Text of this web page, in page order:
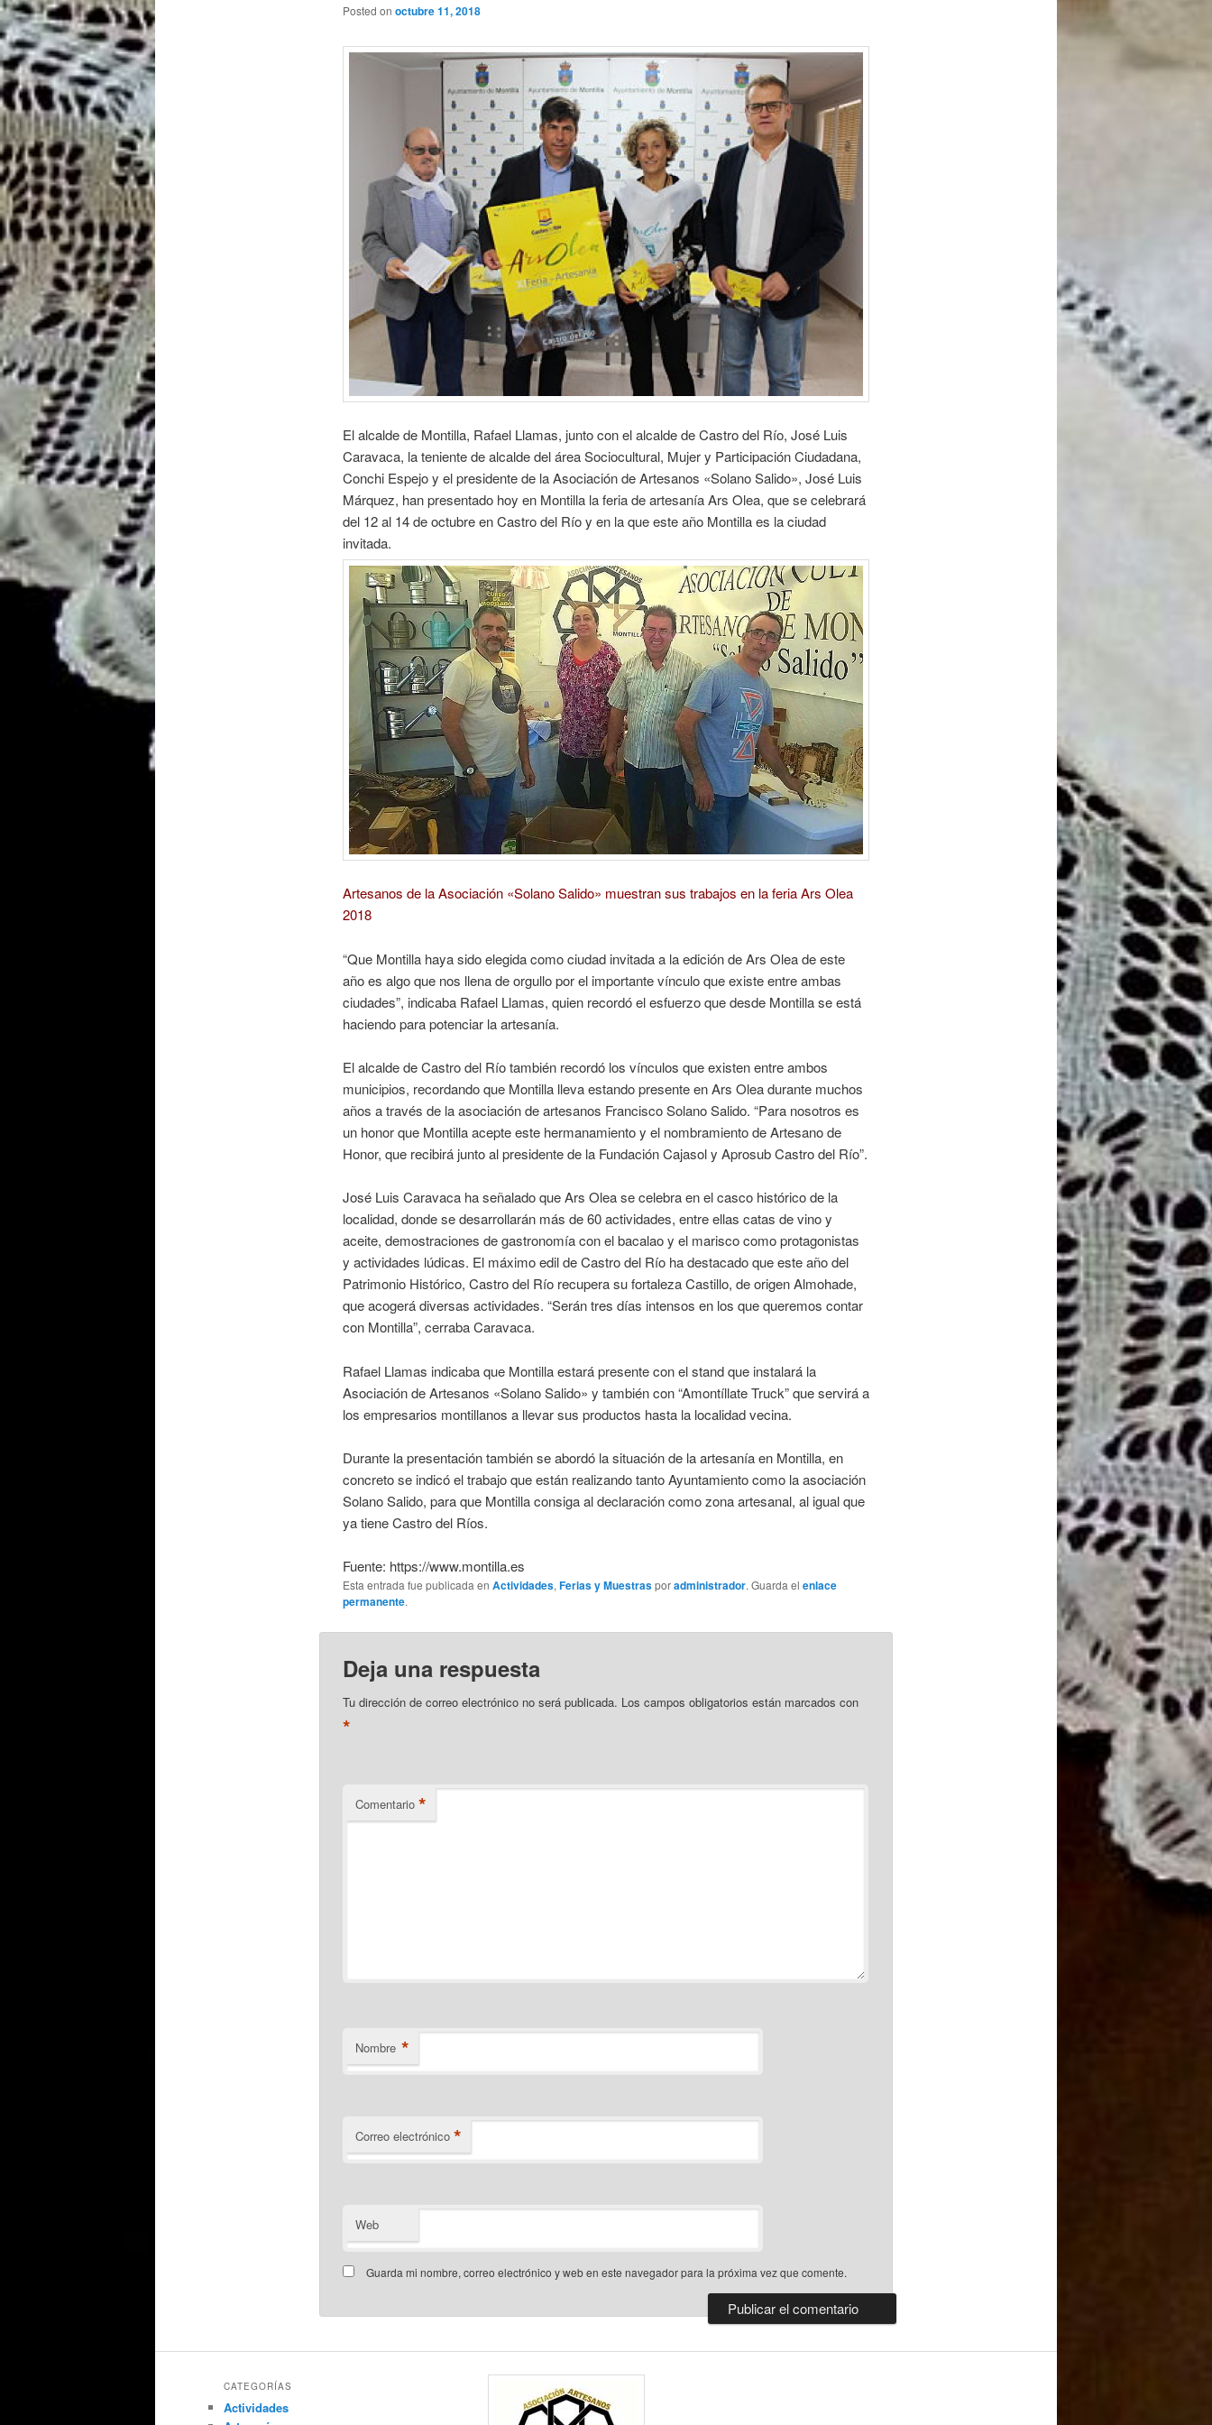
Posted on octubre 11, 2018
El alcalde de Montilla, Rafael Llamas, junto con el alcalde de Castro del Río, José Luis
Caravaca, la teniente de alcalde del área Sociocultural, Mujer y Participación Ciudadana,
Conchi Espejo y el presidente de la Asociación de Artesanos «Solano Salido», José Luis
Márquez, han presentado hoy en Montilla la feria de artesanía Ars Olea, que se celebrará
del 12 al 14 de octubre en Castro del Río y en la que este año Montilla es la ciudad
invitada.
Artesanos de la Asociación «Solano Salido» muestran sus trabajos en la feria Ars Olea
2018
“Que Montilla haya sido elegida como ciudad invitada a la edición de Ars Olea de este
año es algo que nos llena de orgullo por el importante vínculo que existe entre ambas
ciudades”, indicaba Rafael Llamas, quien recordó el esfuerzo que desde Montilla se está
haciendo para potenciar la artesanía.
El alcalde de Castro del Río también recordó los vínculos que existen entre ambos
municipios, recordando que Montilla lleva estando presente en Ars Olea durante muchos
años a través de la asociación de artesanos Francisco Solano Salido. “Para nosotros es
un honor que Montilla acepte este hermanamiento y el nombramiento de Artesano de
Honor, que recibirá junto al presidente de la Fundación Cajasol y Aprosub Castro del Río”.
José Luis Caravaca ha señalado que Ars Olea se celebra en el casco histórico de la
localidad, donde se desarrollarán más de 60 actividades, entre ellas catas de vino y
aceite, demostraciones de gastronomía con el bacalao y el marisco como protagonistas
y actividades lúdicas. El máximo edil de Castro del Río ha destacado que este año del
Patrimonio Histórico, Castro del Río recupera su fortaleza Castillo, de origen Almohade,
que acogerá diversas actividades. “Serán tres días intensos en los que queremos contar
con Montilla”, cerraba Caravaca.
Rafael Llamas indicaba que Montilla estará presente con el stand que instalará la
Asociación de Artesanos «Solano Salido» y también con “Amontíllate Truck” que servirá a
los empresarios montillanos a llevar sus productos hasta la localidad vecina.
Durante la presentación también se abordó la situación de la artesanía en Montilla, en
concreto se indicó el trabajo que están realizando tanto Ayuntamiento como la asociación
Solano Salido, para que Montilla consiga al declaración como zona artesanal, al igual que
ya tiene Castro del Ríos.
Fuente: https://www.montilla.es
Esta entrada fue publicada en Actividades,Ferias y Muestrasporadministrador. Guarda el enlace
permanente.
Deja una respuesta
Tu dirección de correo electrónico no será publicada. Los campos obligatorios están marcados con
*
Comentario *
Nombre *
Correo electrónico *
Web
Guarda mi nombre, correo electrónico y web en este navegador para la próxima vez que comente.
CATEGORÍAS
Actividades